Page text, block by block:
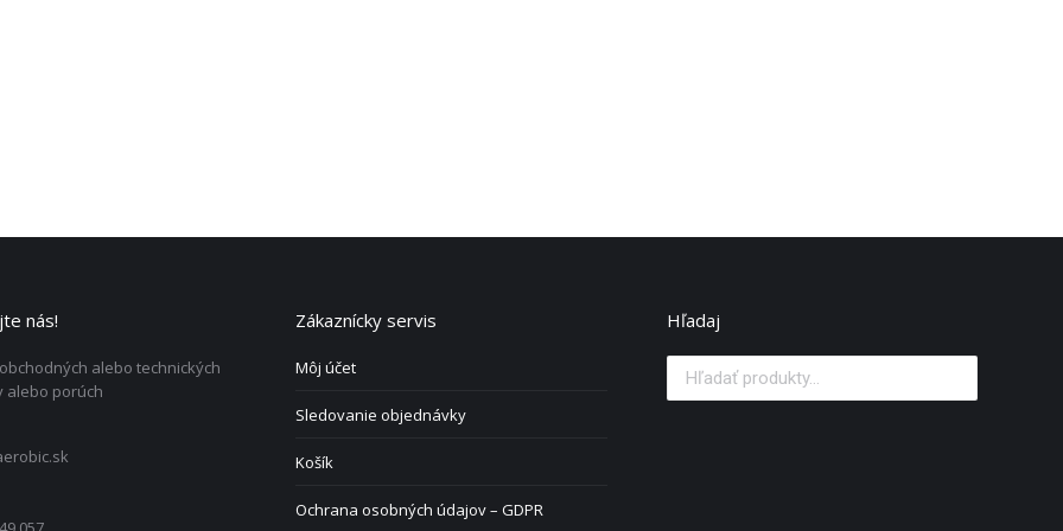
nás!
alebo technických
alebo porúch
Zákaznícky servis
Môj účet
Sledovanie objednávky
Košík
Ochrana osobných údajov – GDPR
Hľadaj